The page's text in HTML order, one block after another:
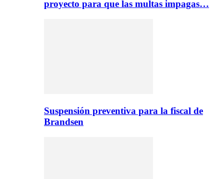
proyecto para que las multas impagas…
Suspensión preventiva para la fiscal de
Brandsen